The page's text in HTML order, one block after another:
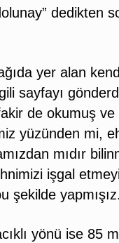
dedikten
yer alan
sayfayı
de okumuş ve
yüzünden mi,
mıdır
işgal
şekilde yapmışız.
yönü ise 85